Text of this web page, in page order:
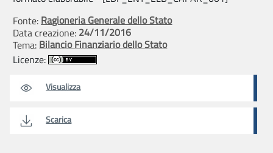
Fonte: Ragioneria Generale dello Stato
Data creazione: 24/11/2016
Tema: Bilancio Finanziario dello Stato
Licenze:
Visualizza
Scarica